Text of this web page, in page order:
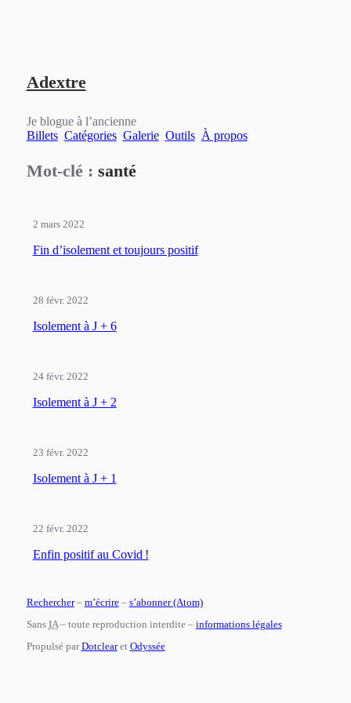
contenuAdextre
Je blogue à l’ancienne
Billets Catégories Galerie Outils À propos
Mot-clé : santé
Fin d’isolement et toujours positif
2 mars 2022
Isolement à J + 6
28 févr. 2022
Isolement à J + 2
24 févr. 2022
Isolement à J + 1
23 févr. 2022
Enfin positif au Covid !
22 févr. 2022
Rechercher– m’écrire– s’abonner (Atom)
Sans IA– toute reproduction interdite – informations légales
Propulsé parDotclearet Odyssée